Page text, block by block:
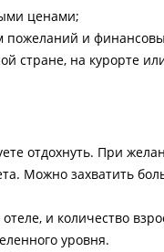
ценами;
и
стране, на курорте
отдохнуть. При
Можно захватить
и количество
уровня.